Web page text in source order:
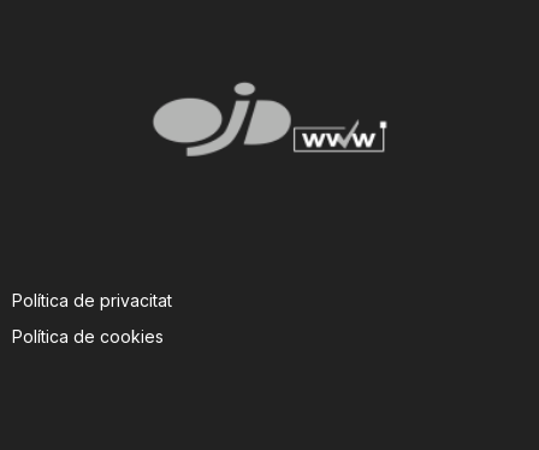
Política de privacitat
Política de cookies